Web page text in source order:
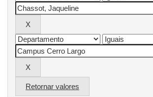
Retornar valores